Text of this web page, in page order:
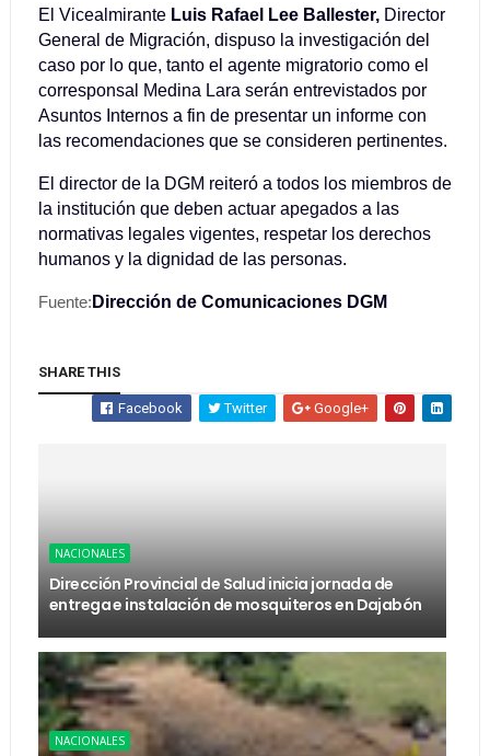
El VicealmiranteLuis Rafael Lee Ballester, Director
General de Migración, dispuso la investigación del
caso por lo que, tanto el agente migratorio como el
corresponsal Medina Lara serán entrevistados por
Asuntos Internos a fin de presentar un informe con
las recomendaciones que se consideren pertinentes.
El director de la DGM reiteró a todos los miembros de
la institución que deben actuar apegados a las
normativas legales vigentes, respetar los derechos
humanos y la dignidad de las personas.
Fuente: Dirección de Comunicaciones DGM
SHARE THIS
Facebook Twitter Google+
NACIONALES
Dirección Provincial de Salud inicia jornada de
entrega e instalación de mosquiteros en Dajabón
NACIONALES